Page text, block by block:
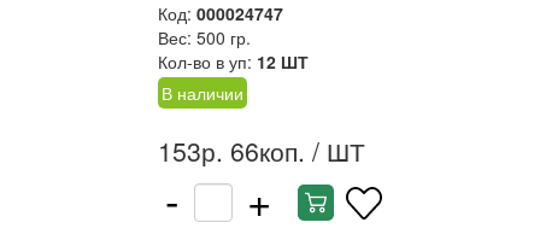
Код: 000024747
Вес: 500 гр.
Кол-во в уп: 12 ШТ
В наличии
153р. 66коп. / ШТ
- +